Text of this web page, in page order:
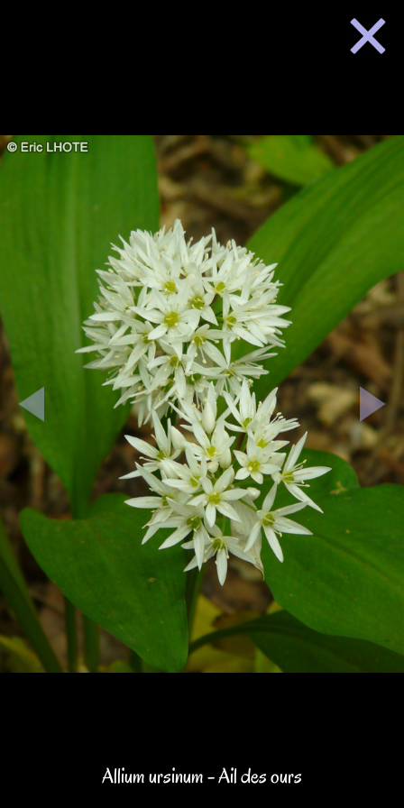
Allium ursinum - Ail des ours